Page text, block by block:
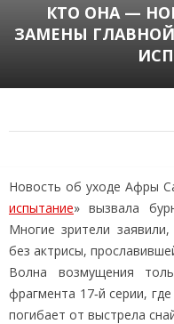
КТО ОНА —
ЗАМЕНЫ
Новость об уходе Афры
испытание» вызвала
Многие зрители
без актрисы,
Волна возмущения
фрагмента 17‑й серии,
погибает от выстрела